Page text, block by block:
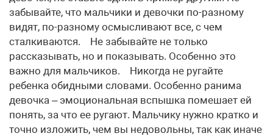
забывайте, что мальчики и девочки по-разному
видят, по-разному осмысливают все, с чем
сталкиваются. Не забывайте не только
рассказывать, но и показывать. Особенно это
важно для мальчиков. Никогда не ругайте
ребенка обидными словами. Особенно ранима
девочка – эмоциональная вспышка помешает ей
понять, за что ее ругают. Мальчику нужно кратко и
точно изложить, чем вы недовольны, так как иначе